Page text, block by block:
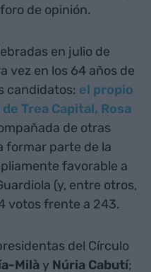
de opinión.
en julio de
vez en los 64 años de
candidatos: el propio
Trea Capital, Rosa
de otras
formar parte de la
favorable a
(y, entre otros,
votos frente a 243.
del Círculo
Milà y Núria Cabutí;